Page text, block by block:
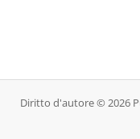
Diritto d'autore © 2026